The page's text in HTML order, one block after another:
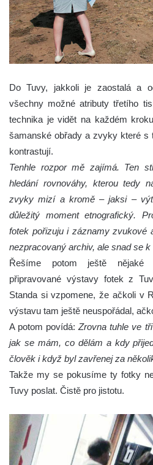
Do Tuvy, jakkoli je zaostalá a
všechny možné atributy třetího
technika je vidět na každém
šamanské obřady a zvyky které
kontrastují.
Tenhle rozpor mě zajímá. Ten
hledání rovnováhy, kterou tedy
zvyky mizí a kromě – jaksi –
důležitý moment etnografický.
fotek pořizuju i záznamy zvukové
nezpracovaný archiv, ale snad se
Řešíme potom ještě nějaké
připravované výstavy fotek z
Standa si vzpomene, že ačkoli v
výstavu tam ještě neuspořádal,
A potom povídá:Zrovna tuhle ve
jak se mám, co dělám a kdy
člověk i když byl zavřenej za
Takže my se pokusíme ty fotky
Tuvy poslat. Čistě pro jistotu.